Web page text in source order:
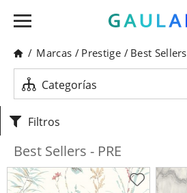
/ Marcas / Prestige / Best Sellers
Categorías
Filtros
Best Sellers - PRE